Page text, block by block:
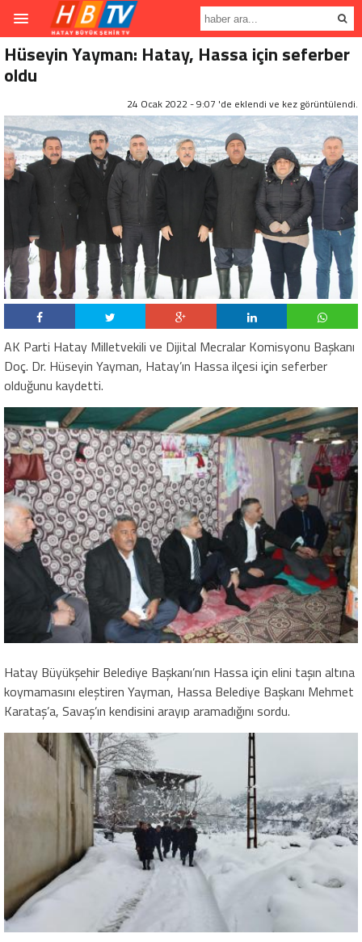
Hüseyin Yayman: Hatay, Hassa için seferber
oldu
24 Ocak 2022 - 9:07 'de eklendi ve kez görüntülendi.
AK Parti Hatay Milletvekili ve Dijital Mecralar Komisyonu Başkanı
Doç. Dr. Hüseyin Yayman, Hatay’ın Hassa ilçesi için seferber
olduğunu kaydetti.
Hatay Büyükşehir Belediye Başkanı’nın Hassa için elini taşın altına
koymamasını eleştiren Yayman, Hassa Belediye Başkanı Mehmet
Karataş’a, Savaş’ın kendisini arayıp aramadığını sordu.